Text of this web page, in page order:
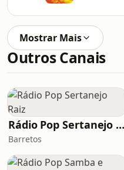
Mostrar Mais
Outros Canais
Rádio Pop Sertanejo Raiz
Barretos